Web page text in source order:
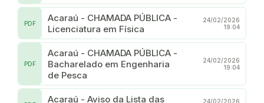
Acaraú - CHAMADA PÚBLICA -
Licenciatura em Física
PDF
24/02/2026
19:04
Acaraú - CHAMADA PÚBLICA -
Bacharelado em Engenharia
de Pesca
PDF
24/02/2026
19:04
Acaraú - Aviso da Lista das
24/02/2026